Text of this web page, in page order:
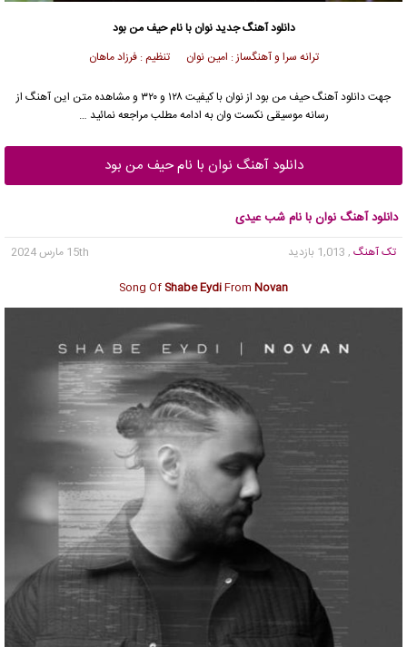
دانلود آهنگ جدیدنوان با نام حیف من بود
ترانه سرا و آهنگساز : امین نوان تنظیم : فرزاد ماهان
جهت دانلود آهنگ حیف من بود از نوان با کیفیت ۱۲۸ و ۳۲۰ و مشاهده متن این آهنگ از
رسانه موسیقی نکست وان به ادامه مطلب مراجعه نمائید …
دانلود آهنگ نوان با نام حیف من بود
دانلود آهنگ نوان با نام شب عیدی
تک آهنگ , 1,013 بازدید
15th مارس 2024
Song Of Shabe EydiFrom Novan